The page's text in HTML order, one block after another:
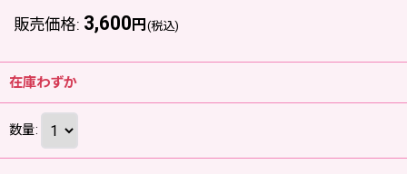
販売価格: 3,600 円 (税込)
在庫わずか
数量: